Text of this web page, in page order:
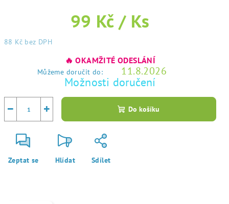
99 Kč / Ks
88 Kč bez DPH
🔥 OKAMŽITÉ ODESLÁNÍ
Můžeme doručit do: 11.8.2026
Možnosti doručení
+
− Do košíku
Zeptat se Hlídat Sdílet